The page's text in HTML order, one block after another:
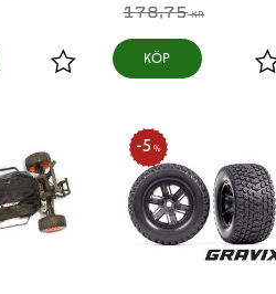
Lägg till i favoriter
178,75KR
5 %